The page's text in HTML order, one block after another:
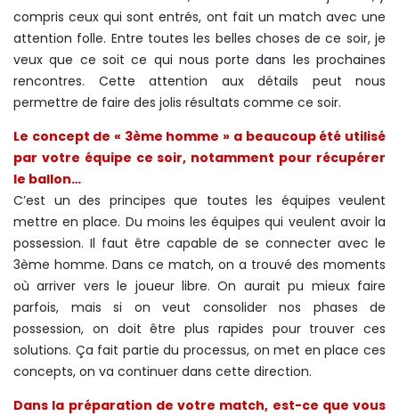
compris ceux qui sont entrés, ont fait un match avec une
attention folle. Entre toutes les belles choses de ce soir, je
veux que ce soit ce qui nous porte dans les prochaines
rencontres. Cette attention aux détails peut nous
permettre de faire des jolis résultats comme ce soir.
Le concept de « 3ème homme » a beaucoup été utilisé
par votre équipe ce soir, notamment pour récupérer
le ballon…
C’est un des principes que toutes les équipes veulent
mettre en place. Du moins les équipes qui veulent avoir la
possession. Il faut être capable de se connecter avec le
3ème homme. Dans ce match, on a trouvé des moments
où arriver vers le joueur libre. On aurait pu mieux faire
parfois, mais si on veut consolider nos phases de
possession, on doit être plus rapides pour trouver ces
solutions. Ça fait partie du processus, on met en place ces
concepts, on va continuer dans cette direction.
Dans la préparation de votre match, est-ce que vous